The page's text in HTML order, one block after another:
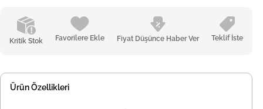
Kritik Stok Favorilere Ekle Fiyat Düşünce Haber Ver Teklif İste
Ürün Özellikleri